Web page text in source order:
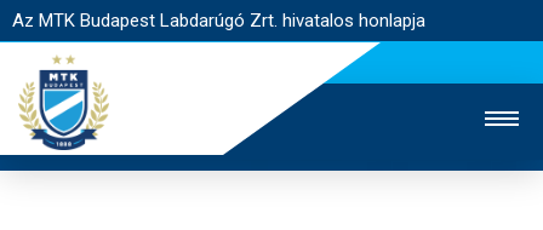
Az MTK Budapest Labdarúgó Zrt. hivatalos honlapja